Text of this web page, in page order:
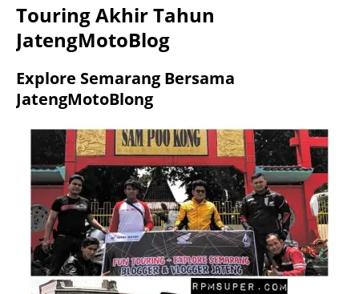
Touring Akhir Tahun
JatengMotoBlog
Explore Semarang Bersama
JatengMotoBlong